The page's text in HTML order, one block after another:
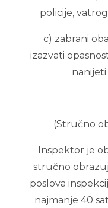
policije,
c) zabrani
izazvati
(Stručno
Inspektor je
stručno
poslova
najmanje 40